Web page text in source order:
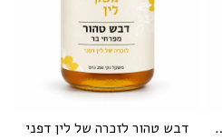
255 גרם דבש טהור לזכרה של לין דפני